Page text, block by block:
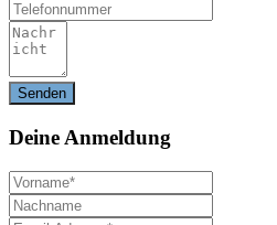
Deine Anmeldung